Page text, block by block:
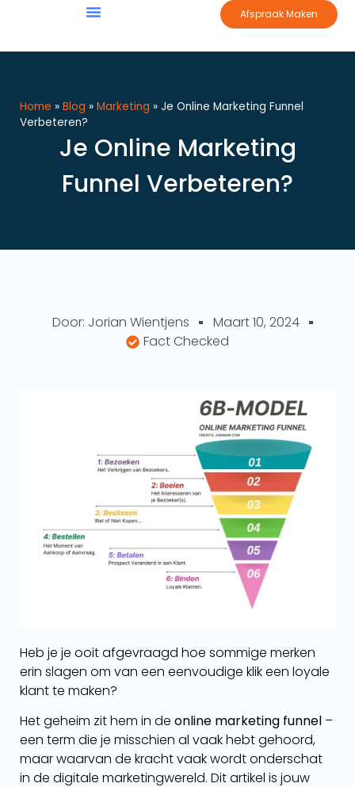
Afspraak Maken
Home » Blog » Marketing » Je Online Marketing Funnel
Verbeteren?
Je Online Marketing
Funnel Verbeteren?
Door: Jorian Wientjens
Maart 10, 2024
Fact Checked
Heb je je ooit afgevraagd hoe sommige merken
erin slagen om van een eenvoudige klik een loyale
klant te maken?
Het geheim zit hem in de online marketing funnel –
een term die je misschien al vaak hebt gehoord,
maar waarvan de kracht vaak wordt onderschat
in de digitale marketingwereld. Dit artikel is jouw